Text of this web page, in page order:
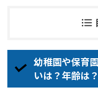
幼稚園や保育
いは？年齢は？